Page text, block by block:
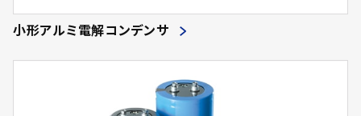
小形アルミ電解コンデンサ